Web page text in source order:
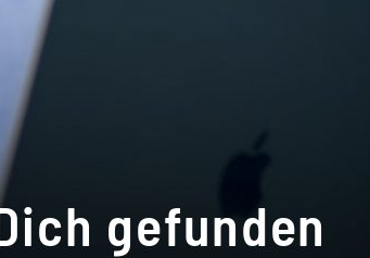
gefunden